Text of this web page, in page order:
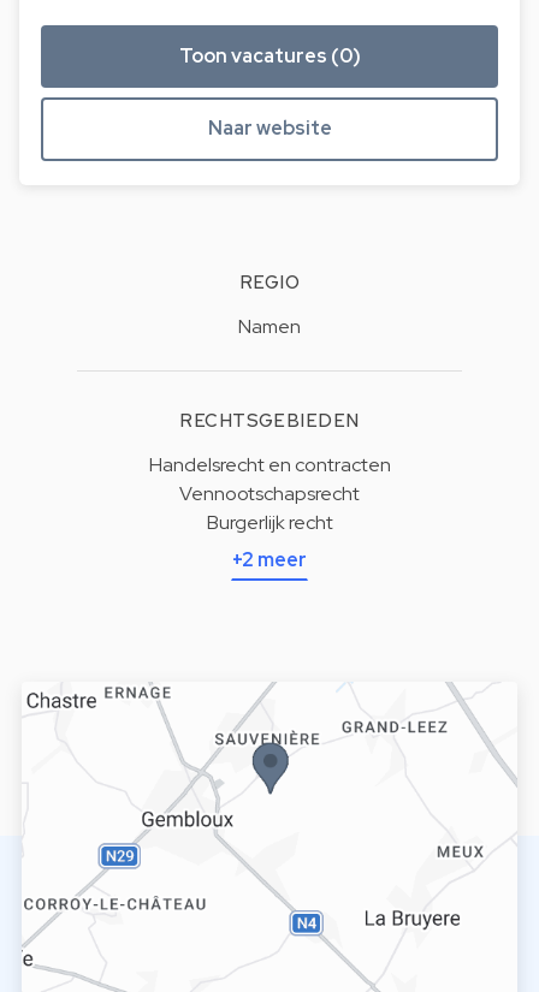
Toon vacatures (0)
Naar website
REGIO
Namen
RECHTSGEBIEDEN
Handelsrecht en contracten
Vennootschapsrecht
Burgerlijk recht
+2 meer